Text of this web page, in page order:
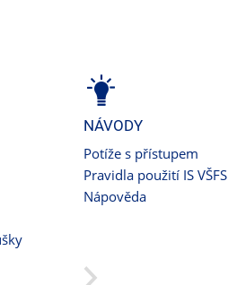
NÁVODY
Potíže s přístupem
Pravidla použití IS VŠFS
Nápověda